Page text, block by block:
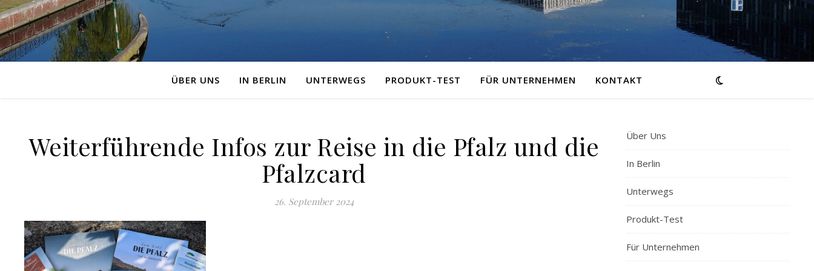
ÜBER UNS IN BERLIN UNTERWEGS PRODUKT-TEST FÜR UNTERNEHMEN KONTAKT
Weiterführende Infos zur Reise in die Pfalz und die
Pfalzcard
26. September 2024
Über Uns
In Berlin
Unterwegs
Produkt-Test
Für Unternehmen